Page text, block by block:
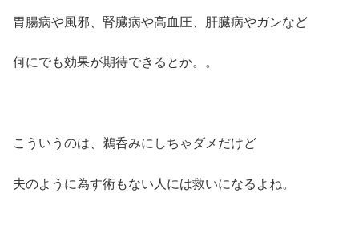
胃腸病や風邪、腎臓病や高血圧、肝臓病やガンなど
何にでも効果が期待できるとか。。
こういうのは、鵜呑みにしちゃダメだけど
夫のように為す術もない人には救いになるよね。